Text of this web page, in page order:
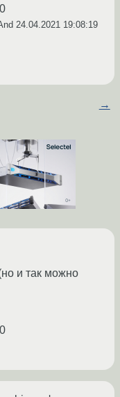
24.04.2021 19:08:19
→
и так можно